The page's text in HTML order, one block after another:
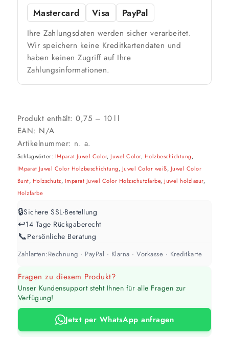
Mastercard
Visa PayPal
Ihre Zahlungsdaten werden sicher verarbeitet.
Wir speichern keine Kreditkartendaten und
haben keinen Zugriff auf Ihre
Zahlungsinformationen.
Produkt enthält: 0,75 l
– 10 l
EAN: N/A
Artikelnummer: n. a.
Schlagwörter: IMparat Juwel Color,Juwel Color, Holzbeschichtung,
IMparat Juwel Color Holzbeschichtung, Juwel Color weiß, Juwel Color
Bunt, Holzschutz, Imparat Juwel Color Holzschutzfarbe,juwel holzlasur,
Holzfarbe
🔒Sichere SSL-Bestellung
↩️14 Tage Rückgaberecht
📞Persönliche Beratung
Zahlarten:Rechnung · PayPal · Klarna · Vorkasse · Kreditkarte
Fragen zu diesem Produkt?
Unser Kundensupport steht Ihnen für alle Fragen zur
Verfügung!
Jetzt per WhatsApp anfragen